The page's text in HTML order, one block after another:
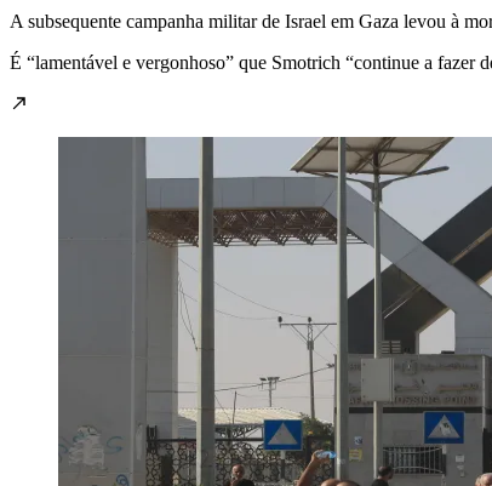
A subsequente campanha militar de Israel em Gaza levou à
É “lamentável e vergonhoso” que Smotrich “continue a fazer